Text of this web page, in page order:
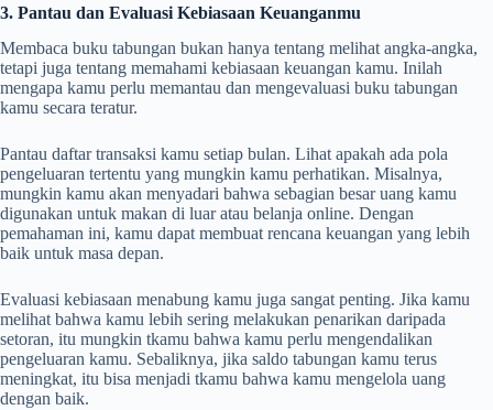
3. Pantau dan Evaluasi Kebiasaan Keuanganmu
Membaca buku tabungan bukan hanya tentang melihat angka-angka,
tetapi juga tentang memahami kebiasaan keuangan kamu. Inilah
mengapa kamu perlu memantau dan mengevaluasi buku tabungan
kamu secara teratur.
Pantau daftar transaksi kamu setiap bulan. Lihat apakah ada pola
pengeluaran tertentu yang mungkin kamu perhatikan. Misalnya,
mungkin kamu akan menyadari bahwa sebagian besar uang kamu
digunakan untuk makan di luar atau belanja online. Dengan
pemahaman ini, kamu dapat membuat rencana keuangan yang lebih
baik untuk masa depan.
Evaluasi kebiasaan menabung kamu juga sangat penting. Jika kamu
melihat bahwa kamu lebih sering melakukan penarikan daripada
setoran, itu mungkin tkamu bahwa kamu perlu mengendalikan
pengeluaran kamu. Sebaliknya, jika saldo tabungan kamu terus
meningkat, itu bisa menjadi tkamu bahwa kamu mengelola uang
dengan baik.